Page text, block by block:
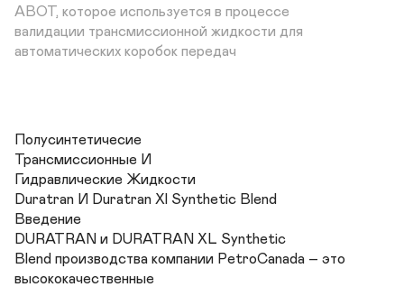
ABOT, которое используется в процессе
валидации трансмиссионной жидкости для
автоматических коробок передач
Полусинтетичесие
Трансмиссионные И
Гидравлические Жидкости
Duratran И Duratran Xl Synthetic Blend
Введение
DURATRAN и DURATRAN XL Synthetic
Blend производства компании PetroCanada – это
высококачественные